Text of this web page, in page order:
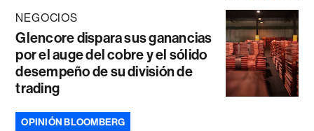
NEGOCIOS
Glencore dispara sus ganancias
por el auge del cobre y el sólido
desempeño de su división de
trading
OPINIÓN BLOOMBERG